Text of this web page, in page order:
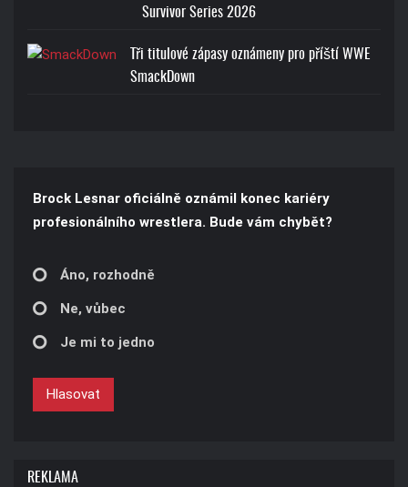
Survivor Series 2026
Tři titulové zápasy oznámeny pro příští WWE
SmackDown
Brock Lesnar oficiálně oznámil konec kariéry
profesionálního wrestlera. Bude vám chybět?
Áno, rozhodně
Ne, vůbec
Je mi to jedno
Hlasovat
REKLAMA